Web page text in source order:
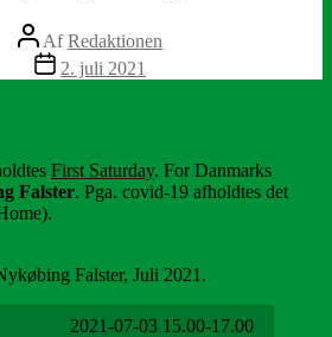
Indlægsforfatter
AfRedaktionen
Indlægsdato
2. juli 2021
First Saturday. For Danmarks
Falster. Pga. covid-19 afholdtes det
Falster, Juli 2021.
2021-07-03 15.00-17.00